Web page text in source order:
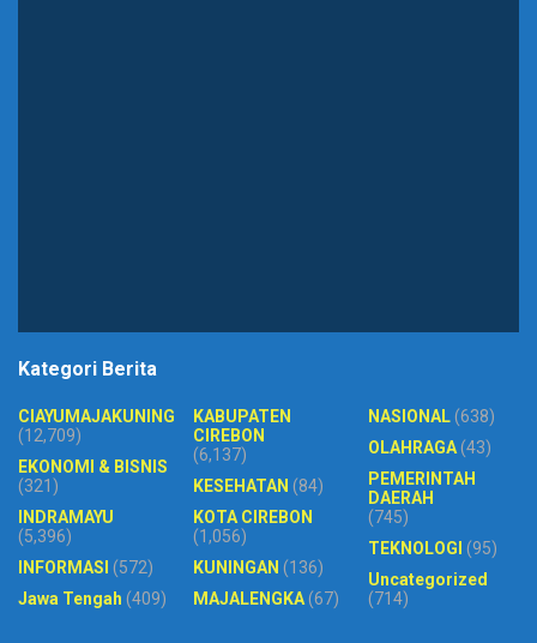
Kategori Berita
CIAYUMAJAKUNING
(12,709)
EKONOMI & BISNIS
(321)
INDRAMAYU
(5,396)
INFORMASI (572)
Jawa Tengah (409)
KABUPATEN
CIREBON
(6,137)
KESEHATAN (84)
KOTA CIREBON
(1,056)
KUNINGAN (136)
MAJALENGKA(67)
NASIONAL(638)
OLAHRAGA(43)
PEMERINTAH
DAERAH
(745)
TEKNOLOGI (95)
Uncategorized
(714)